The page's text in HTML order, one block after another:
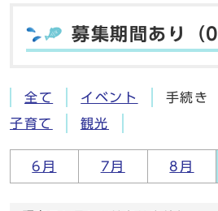
募集期間あり（0
全て イベント 手続き
子育て
観光
6月 7月 8月